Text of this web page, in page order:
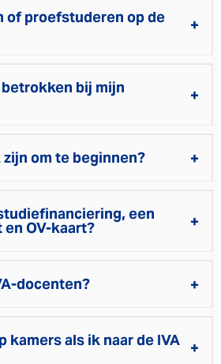
of proefstuderen op de
bij mijn
om te beginnen?
een
OV-kaart?
docenten?
kamers als ik naar de IVA